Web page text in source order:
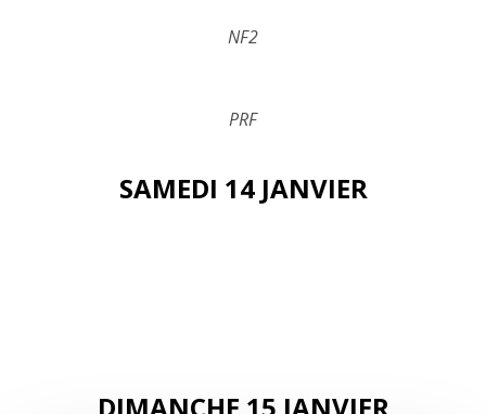
NF2
PRF
SAMEDI 14 JANVIER